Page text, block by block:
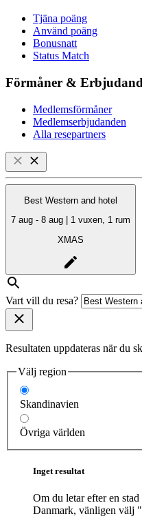
Tjäna poäng
Använd poäng
Bonusnatt
Status Match
Förmåner &
Medlemsförmåner
Medlemserbjudanden
Alla resepartners
Best Western and hotel
7 aug - 8 aug | 1 vuxen, 1 rum
XMAS
Vart vill du resa?
Resultaten uppdateras när du
Välj region
Skandinavien
Övriga världen
Inget resultat
Om du letar efter en
Danmark, vänligen välj